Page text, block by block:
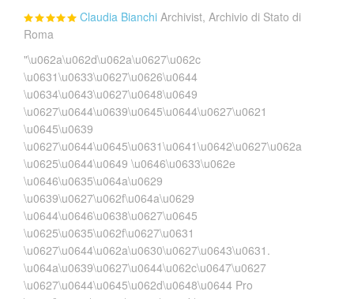
Claudia Bianchi Archivist, Archivio di Stato di
Roma
"\u062a\u062d\u062a\u0627\u062c
\u0631\u0633\u0627\u0626\u0644
\u0634\u0643\u0627\u0648\u0649
\u0627\u0644\u0639\u0645\u0644\u0627\u0621
\u0645\u0639
\u0627\u0644\u0645\u0631\u0641\u0642\u0627\u062a
\u0625\u0644\u0649 \u0646\u0633\u062e
\u0646\u0635\u064a\u0629
\u0639\u0627\u062f\u064a\u0629
\u0644\u0646\u0638\u0627\u0645
\u0625\u0635\u062f\u0627\u0631
\u0627\u0644\u062a\u0630\u0627\u0643\u0631.
\u064a\u0639\u0627\u0644\u062c\u0647\u0627
\u0627\u0644\u0645\u062d\u0648\u0644 Pro